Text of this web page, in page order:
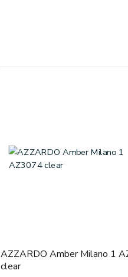
AZZARDO Amber Milano 1
clear